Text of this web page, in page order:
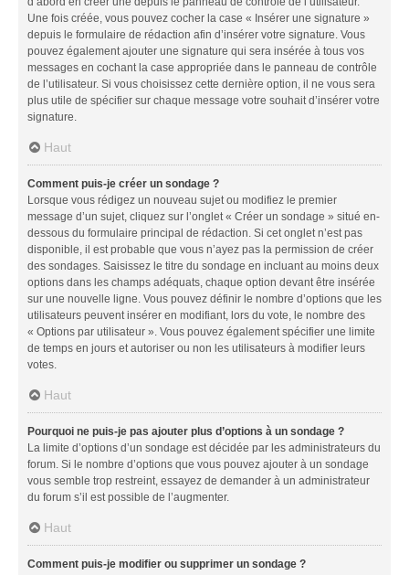
Une fois créée, vous pouvez cocher la case « Insérer une signature »
depuis le formulaire de rédaction afin d’insérer votre signature. Vous
pouvez également ajouter une signature qui sera insérée à tous vos
messages en cochant la case appropriée dans le panneau de contrôle
de l’utilisateur. Si vous choisissez cette dernière option, il ne vous sera
plus utile de spécifier sur chaque message votre souhait d’insérer votre
signature.
Haut
Comment puis-je créer un sondage ?
Lorsque vous rédigez un nouveau sujet ou modifiez le premier
message d’un sujet, cliquez sur l’onglet « Créer un sondage » situé en-
dessous du formulaire principal de rédaction. Si cet onglet n’est pas
disponible, il est probable que vous n’ayez pas la permission de créer
des sondages. Saisissez le titre du sondage en incluant au moins deux
options dans les champs adéquats, chaque option devant être insérée
sur une nouvelle ligne. Vous pouvez définir le nombre d’options que les
utilisateurs peuvent insérer en modifiant, lors du vote, le nombre des
« Options par utilisateur ». Vous pouvez également spécifier une limite
de temps en jours et autoriser ou non les utilisateurs à modifier leurs
votes.
Haut
Pourquoi ne puis-je pas ajouter plus d’options à un sondage ?
La limite d’options d’un sondage est décidée par les administrateurs du
forum. Si le nombre d’options que vous pouvez ajouter à un sondage
vous semble trop restreint, essayez de demander à un administrateur
du forum s’il est possible de l’augmenter.
Haut
Comment puis-je modifier ou supprimer un sondage ?